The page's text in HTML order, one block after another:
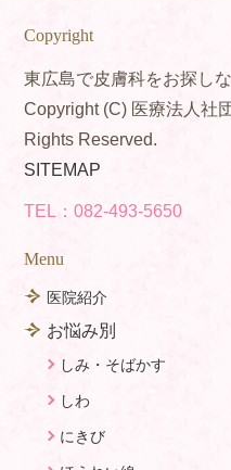
Copyright
東広島で皮膚科をお探し
Copyright (C) 医療法人社
Rights Reserved.
SITEMAP
TEL：082-493-5650
Menu
医院紹介
お悩み別
しみ・そばかす
しわ
にきび